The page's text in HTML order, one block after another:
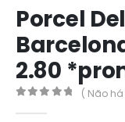
Porcel
2.80
( Não